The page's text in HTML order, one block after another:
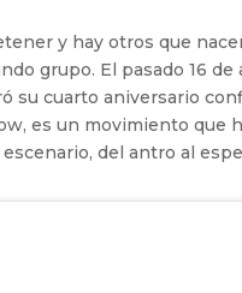
y hay otros que
grupo. El pasado 16 de
su cuarto aniversario
es un movimiento que
del antro al